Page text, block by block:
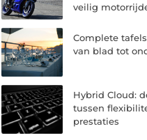
veilig
Complete
van blad tot
Hybrid Cloud:
tussen
prestaties